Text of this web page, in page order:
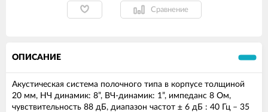
Сравнение
ОПИСАНИЕ
Акустическая система полочного типа в корпусе толщиной
20 мм, НЧ динамик: 8”, ВЧ-динамик: 1”, импеданс 8 Ом,
чувствительность 88 дБ, диапазон частот ± 6 дБ : 40 Гц – 35